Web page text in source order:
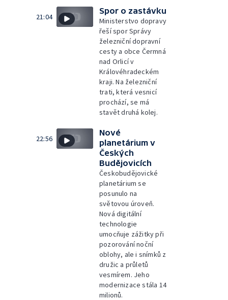
21:04
Spor o zastávku
Ministerstvo dopravy
řeší spor Správy
železniční dopravní
cesty a obce Čermná
nad Orlicí v
Královéhradeckém
kraji. Na železniční
trati, která vesnicí
prochází, se má
stavět druhá kolej.
22:56
Nové
planetárium v
Českých
Budějovicích
Českobudějovické
planetárium se
posunulo na
světovou úroveň.
Nová digitální
technologie
umocňuje zážitky při
pozorování noční
oblohy, ale i snímků z
družic a průletů
vesmírem. Jeho
modernizace stála 14
milionů.